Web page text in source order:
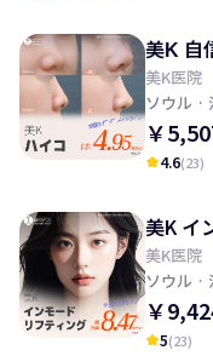
美
美K医院
ソウル ·
￥
kid_star4.6(23)
美K イ
美K医院
ソウル ·
￥
kid_star5(23)